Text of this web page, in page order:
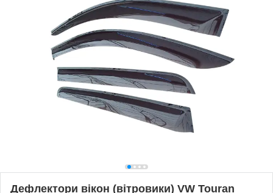
Дефлектори вікон (вітровики) VW Touran